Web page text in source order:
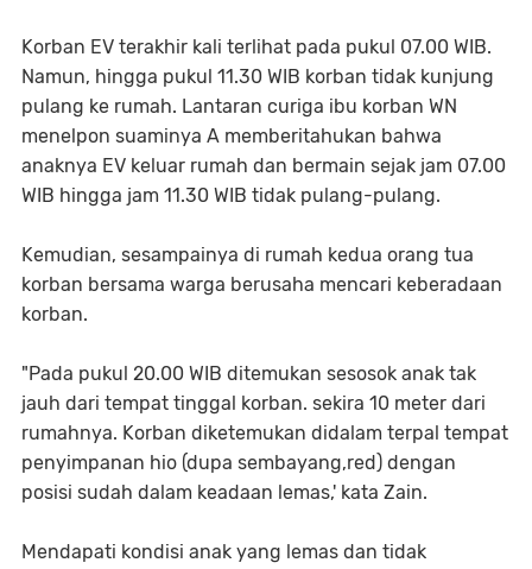
Korban EV terakhir kali terlihat pada pukul 07.00 WIB.
Namun, hingga pukul 11.30 WIB korban tidak kunjung
pulang ke rumah. Lantaran curiga ibu korban WN
menelpon suaminya A memberitahukan bahwa
anaknya EV keluar rumah dan bermain sejak jam 07.00
WIB hingga jam 11.30 WIB tidak pulang-pulang.
Kemudian, sesampainya di rumah kedua orang tua
korban bersama warga berusaha mencari keberadaan
korban.
"Pada pukul 20.00 WIB ditemukan sesosok anak tak
jauh dari tempat tinggal korban. sekira 10 meter dari
rumahnya. Korban diketemukan didalam terpal tempat
penyimpanan hio (dupa sembayang,red) dengan
posisi sudah dalam keadaan lemas,' kata Zain.
Mendapati kondisi anak yang lemas dan tidak